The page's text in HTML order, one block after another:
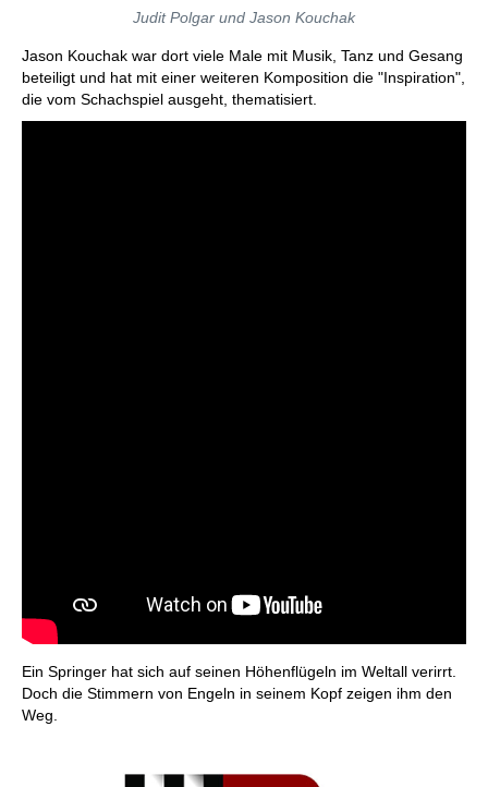
Judit Polgar und Jason Kouchak
Jason Kouchak war dort viele Male mit Musik, Tanz und Gesang
beteiligt und hat mit einer weiteren Komposition die "Inspiration",
die vom Schachspiel ausgeht, thematisiert.
Ein Springer hat sich auf seinen Höhenflügeln im Weltall verirrt.
Doch die Stimmern von Engeln in seinem Kopf zeigen ihm den
Weg.